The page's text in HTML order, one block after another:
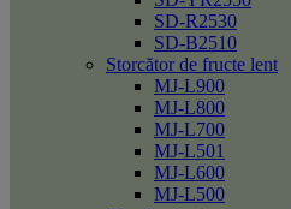
SD-R2530
SD-B2510
Storcător de fructe lent
MJ-L900
MJ-L800
MJ-L700
MJ-L501
MJ-L600
MJ-L500